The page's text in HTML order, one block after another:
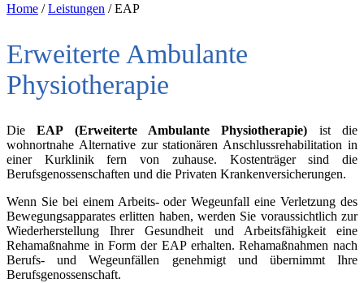
Home /Leistungen /EAP
Erweiterte Ambulante
Physiotherapie
Die EAP (Erweiterte Ambulante Physiotherapie) ist die
wohnortnahe Alternative zur stationären Anschlussrehabilitation in
einer Kurklinik fern von zuhause. Kostenträger sind die
Berufsgenossenschaften und die Privaten Krankenversicherungen.
Wenn Sie bei einem Arbeits- oder Wegeunfall eine Verletzung des
Bewegungsapparates erlitten haben, werden Sie voraussichtlich zur
Wiederherstellung Ihrer Gesundheit und Arbeitsfähigkeit eine
Rehamaßnahme in Form der EAP erhalten. Rehamaßnahmen nach
Berufs- und Wegeunfällen genehmigt und übernimmt Ihre
Berufsgenossenschaft.